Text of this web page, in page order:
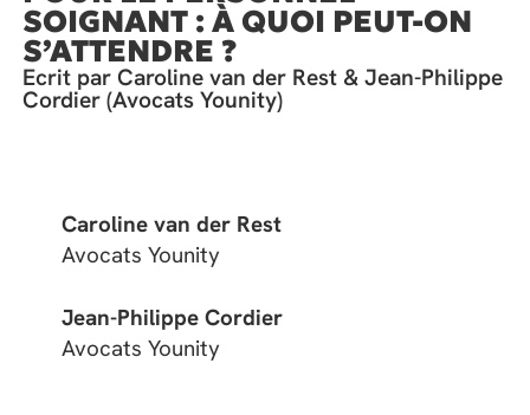
SOIGNANT : À QUOI PEUT-ON
S’ATTENDRE ?
Ecrit par Caroline van der Rest & Jean-Philippe
Cordier (Avocats Younity)
Caroline van der Rest
Avocats Younity
Jean-Philippe Cordier
Avocats Younity